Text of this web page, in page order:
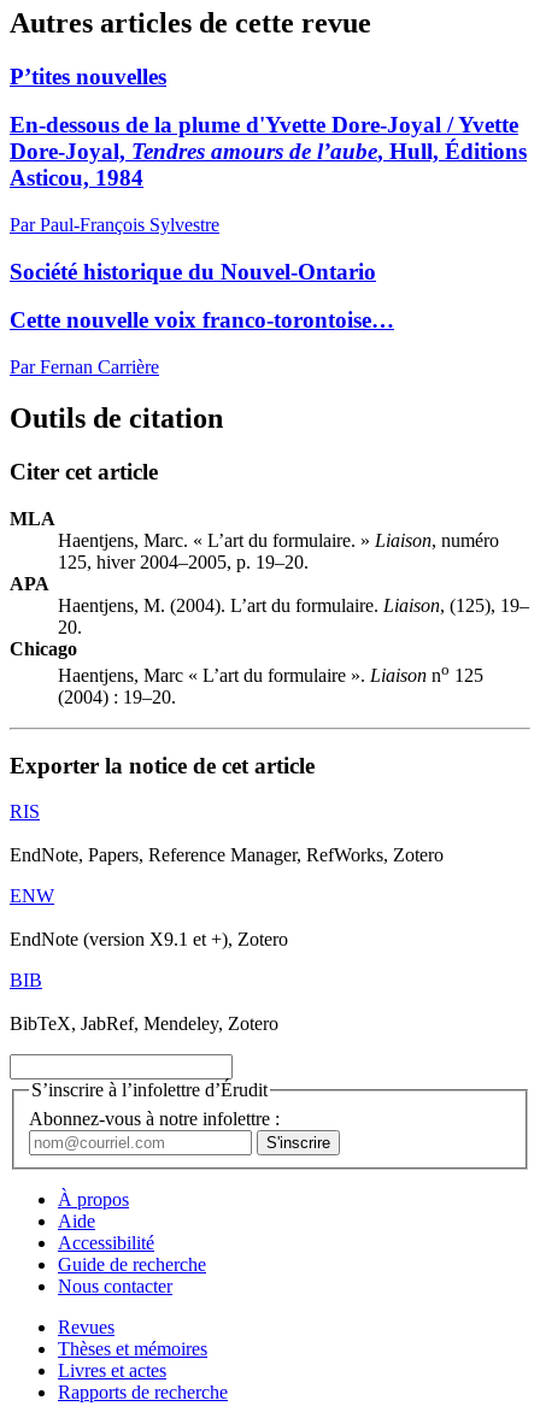
Autres articles de cette revue
P’tites nouvelles
En-dessous de la plume d'Yvette Dore-Joyal / Yvette
Dore-Joyal, Tendres amours de l’aube, Hull, Éditions
Asticou, 1984
Par Paul-François Sylvestre
Société historique du Nouvel-Ontario
Cette nouvelle voix franco-torontoise…
Par Fernan Carrière
Outils de citation
Citer cet article
MLA
Haentjens, Marc. « L’art du formulaire. » Liaison, numéro
125, hiver 2004–2005, p. 19–20.
APA
Haentjens, M. (2004). L’art du formulaire. Liaison, (125), 19–
20.
Chicago
Haentjens, Marc « L’art du formulaire ». Liaison no 125
(2004) : 19–20.
Exporter la notice de cet article
RIS
EndNote, Papers, Reference Manager, RefWorks, Zotero
ENW
EndNote (version X9.1 et +), Zotero
BIB
BibTeX, JabRef, Mendeley, Zotero
S’inscrire à l’infolettre d’Érudit
Abonnez-vous à notre infolettre :
À propos
Aide
Accessibilité
Guide de recherche
Nous contacter
Revues
Thèses et mémoires
Livres et actes
Rapports de recherche